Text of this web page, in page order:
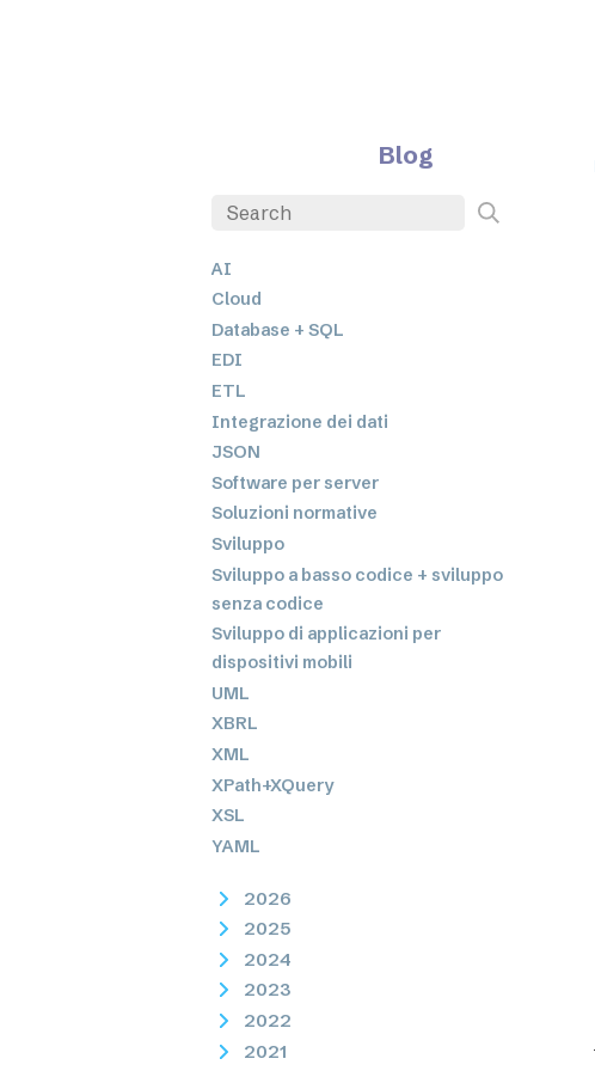
Blog
AI
Cloud
Database + SQL
EDI
ETL
Integrazione dei dati
JSON
Software per server
Soluzioni normative
Sviluppo
Sviluppo a basso codice + sviluppo
senza codice
Sviluppo di applicazioni per
dispositivi mobili
UML
XBRL
XML
XPath+XQuery
XSL
YAML
2026
2025
2024
2023
2022
2021